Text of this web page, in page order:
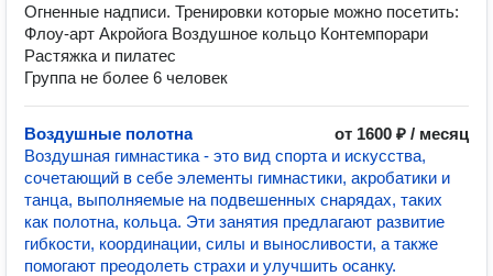
Огненные надписи. Тренировки которые можно посетить:
Флоу-арт Акройога Воздушное кольцо Контемпорари
Растяжка и пилатес
Группа не более 6 человек
Воздушные полотна
от 1600 ₽ / месяц
Воздушная гимнастика - это вид спорта и искусства,
сочетающий в себе элементы гимнастики, акробатики и
танца, выполняемые на подвешенных снарядах, таких
как полотна, кольца. Эти занятия предлагают развитие
гибкости, координации, силы и выносливости, а также
помогают преодолеть страхи и улучшить осанку.